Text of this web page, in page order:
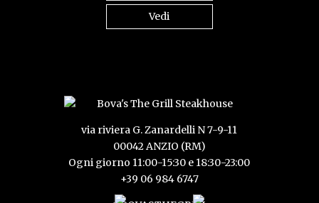
Vedi
via riviera G. Zanardelli N 7-9-11
00042 ANZIO (RM)
Ogni giorno 11:00-15:30 e 18:30-23:00
+39 06 984 6747